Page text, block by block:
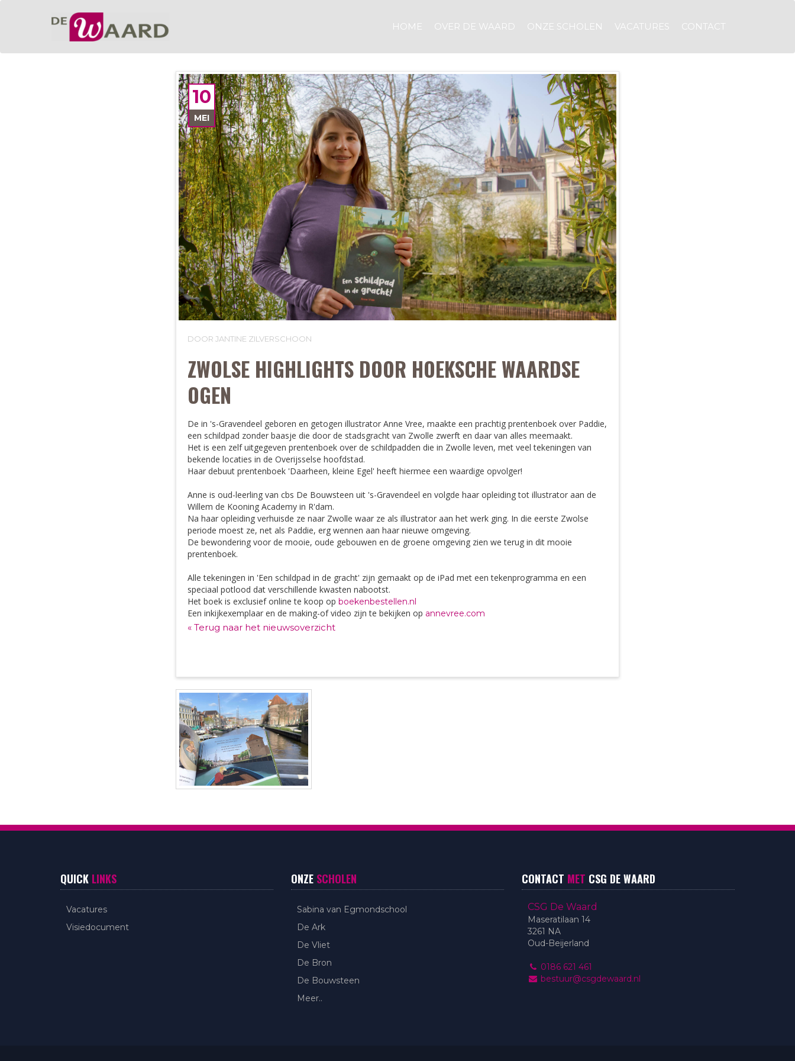
HOME OVER DE WAARD ONZE SCHOLEN VACATURES CONTACT
10
MEI
DOOR JANTINE ZILVERSCHOON
ZWOLSE HIGHLIGHTS DOOR HOEKSCHE WAARDSE
OGEN
De in 's-Gravendeel geboren en getogen illustrator Anne Vree, maakte een prachtig prentenboek over Paddie,
een schildpad zonder baasje die door de stadsgracht van Zwolle zwerft en daar van alles meemaakt.
Het is een zelf uitgegeven prentenboek over de schildpadden die in Zwolle leven, met veel tekeningen van
bekende locaties in de Overijsselse hoofdstad.
Haar debuut prentenboek 'Daarheen, kleine Egel' heeft hiermee een waardige opvolger!
Anne is oud-leerling van cbs De Bouwsteen uit 's-Gravendeel en volgde haar opleiding tot illustrator aan de
Willem de Kooning Academy in R'dam.
Na haar opleiding verhuisde ze naar Zwolle waar ze als illustrator aan het werk ging. In die eerste Zwolse
periode moest ze, net als Paddie, erg wennen aan haar nieuwe omgeving.
De bewondering voor de mooie, oude gebouwen en de groene omgeving zien we terug in dit mooie
prentenboek.
Alle tekeningen in 'Een schildpad in de gracht' zijn gemaakt op de iPad met een tekenprogramma en een
speciaal potlood dat verschillende kwasten nabootst.
Het boek is exclusief online te koop op boekenbestellen.nl
Een inkijkexemplaar en de making-of video zijn te bekijken op annevree.com
« Terug naar het nieuwsoverzicht
QUICK LINKS
Vacatures
Visiedocument
ONZE SCHOLEN
Sabina van Egmondschool
De Ark
De Vliet
De Bron
De Bouwsteen
Meer..
CONTACT MET CSG DE WAARD
CSG De Waard
Maseratilaan 14
3261 NA
Oud-Beijerland
0186 621 461
bestuur@csgdewaard.nl